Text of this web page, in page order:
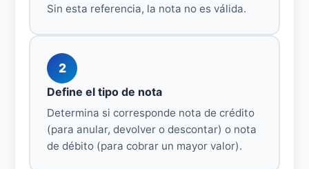
Sin esta referencia, la nota no es válida.
2
Define el tipo de nota
Determina si corresponde nota de crédito
(para anular, devolver o descontar) o nota
de débito (para cobrar un mayor valor).